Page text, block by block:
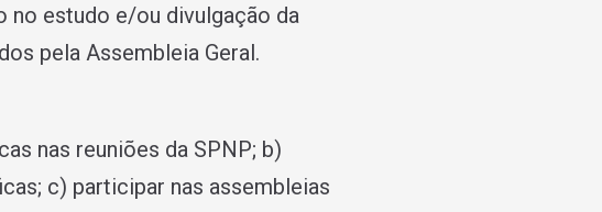
no estudo e/ou divulgação da
pela Assembleia Geral.
nas reuniões da SPNP; b)
c) participar nas assembleias